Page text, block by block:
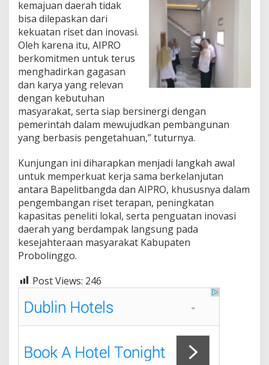
kemajuan daerah tidak
bisa dilepaskan dari
kekuatan riset dan inovasi.
Oleh karena itu, AIPRO
berkomitmen untuk terus
menghadirkan gagasan
dan karya yang relevan
dengan kebutuhan
masyarakat, serta siap bersinergi dengan
pemerintah dalam mewujudkan pembangunan
yang berbasis pengetahuan,” tuturnya.
Kunjungan ini diharapkan menjadi langkah awal
untuk memperkuat kerja sama berkelanjutan
antara Bapelitbangda dan AIPRO, khususnya dalam
pengembangan riset terapan, peningkatan
kapasitas peneliti lokal, serta penguatan inovasi
daerah yang berdampak langsung pada
kesejahteraan masyarakat Kabupaten
Probolinggo.
Post Views: 246